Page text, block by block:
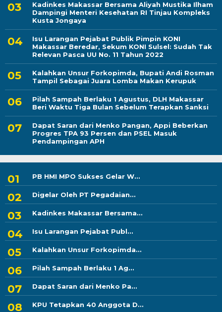
Kadinkes Makassar Bersama Aliyah Mustika Ilham
Dampingi Menteri Kesehatan RI Tinjau Kompleks
Kusta Jongaya
Isu Larangan Pejabat Publik Pimpin KONI
Makassar Beredar, Sekum KONI Sulsel: Sudah Tak
Relevan Pasca UU No. 11 Tahun 2022
Kalahkan Unsur Forkopimda, Bupati Andi Rosman
Tampil Sebagai Juara Lomba Makan Kerupuk
Pilah Sampah Berlaku 1 Agustus, DLH Makassar
Beri Waktu Tiga Bulan Sebelum Terapkan Sanksi
Dapat Saran dari Menko Pangan, Appi Beberkan
Progres TPA 93 Persen dan PSEL Masuk
Pendampingan APH
PB HMI MPO Sukses Gelar W...
Digelar Oleh PT Pegadaian...
Kadinkes Makassar Bersama...
Isu Larangan Pejabat Publ...
Kalahkan Unsur Forkopimda...
Pilah Sampah Berlaku 1 Ag...
Dapat Saran dari Menko Pa...
KPU Tetapkan 40 Anggota D...